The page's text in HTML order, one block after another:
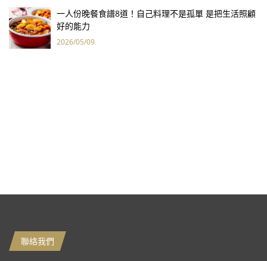
一人份晚餐食譜8道！自己料理不是孤單 是把生活照顧
好的能力
2026/05/09
聯絡我們